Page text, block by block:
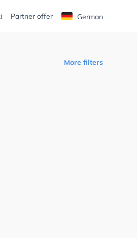
Partner offer German
More filters